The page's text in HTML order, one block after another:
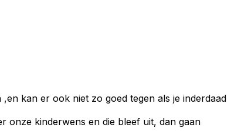
kan er ook niet zo goed tegen als je inderdaad
onze kinderwens en die bleef uit, dan gaan